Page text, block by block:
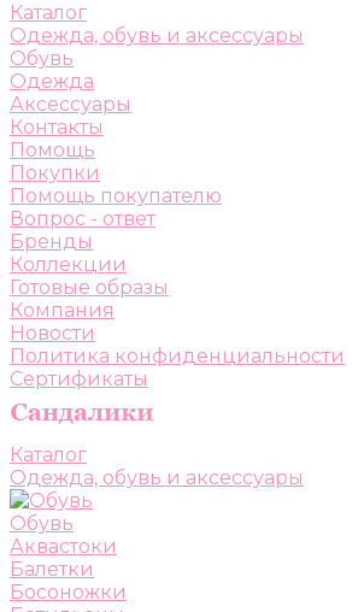
Каталог
Одежда, обувь и аксессуары
Обувь
Одежда
Аксессуары
Контакты
Помощь
Покупки
Помощь покупателю
Вопрос - ответ
Бренды
Коллекции
Готовые образы
Компания
Новости
Политика конфиденциальности
Сертификаты
Каталог
Одежда, обувь и аксессуары
Обувь
Аквастоки
Балетки
Босоножки